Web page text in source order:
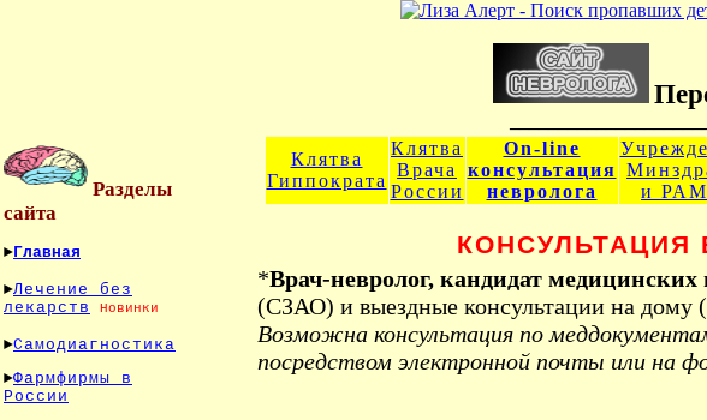
Разделы
сайта
►Главная
►Лечение без
лекарств
Новинки
►Самодиагностика
►Фармфирмы в
России
Клятва
Гиппократа
Клятва
Врача
России
On-line
консультация
невролога
и
КОНСУЛЬТАЦИЯ
*Врач-невролог, кандидат
(СЗАО) и выездные консультации на дому
Возможна консультация по
посредством электронной почты или на